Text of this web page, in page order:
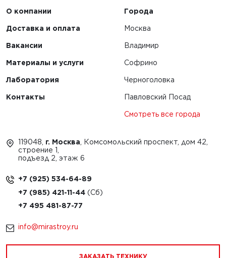
О компании
Доставка и оплата
Вакансии
Материалы и услуги
Лаборатория
Контакты
Города
Москва
Владимир
Софрино
Черноголовка
Павловский Посад
Смотреть все города
119048, г. Москва , Комсомольский проспект, дом 42,
строение 1,
подъезд 2, этаж 6
+7 (925) 534-64-89
+7 (985) 421-11-44
+7 495 481-87-77
info@mirastroy.ru
ЗАКАЗАТЬ ТЕХНИКУ